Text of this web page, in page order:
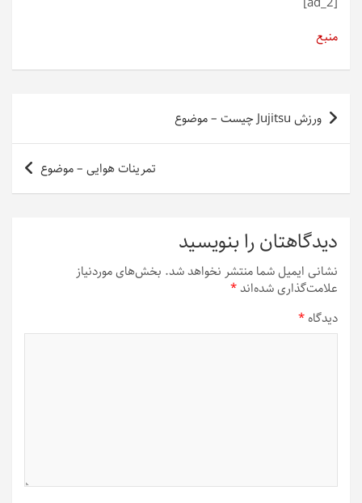
منبع
راهبری
نوشته
ورزش Jujitsu چیست – موضوع
تمرینات هوایی – موضوع
دیدگاهتان را بنویسید
نشانی ایمیل شما منتشر نخواهد شد. بخش‌های موردنیاز
علامت‌گذاری شده‌اند*
دیدگاه*